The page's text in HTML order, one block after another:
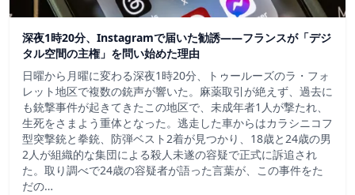
深夜1時20分、Instagramで届いた勧誘――フランスが「デジ
タル空間の主権」を問い始めた理由
日曜から月曜に変わる深夜1時20分、トゥールーズのラ・フォ
レット地区で複数の銃声が響いた。麻薬取引が絶えず、過去に
も銃撃事件が起きてきたこの地区で、未成年者1人が撃たれ、
生死をさまよう重体となった。逃走した車からはカラシニコフ
型突撃銃と拳銃、防弾ベスト2着が見つかり、18歳と24歳の男
2人が組織的な集団による殺人未遂の容疑で正式に訴追され
た。取り調べで24歳の容疑者が語った言葉が、この事件をた
だの…